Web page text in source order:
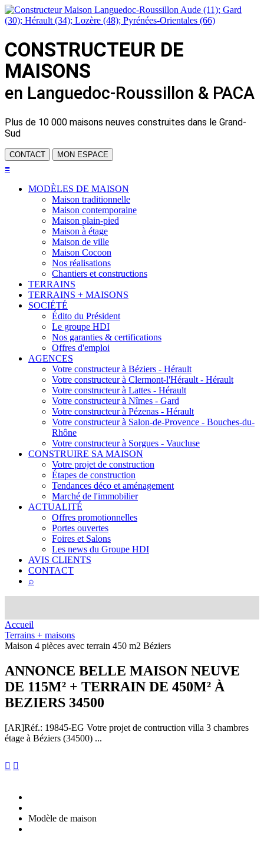
CONSTRUCTEUR DE
MAISONS
en Languedoc-Roussillon & PACA
Plus de 10 000 maisons neuves construites dans le Grand-
Sud
CONTACT MON ESPACE
≡
MODÈLES DE MAISON
Maison traditionnelle
Maison contemporaine
Maison plain-pied
Maison à étage
Maison de ville
Maison Cocoon
Nos réalisations
Chantiers et constructions
TERRAINS
TERRAINS + MAISONS
SOCIÉTÉ
Édito du Président
Le groupe HDI
Nos garanties & certifications
Offres d'emploi
AGENCES
Votre constructeur à Béziers - Hérault
Votre constructeur à Clermont-l'Hérault - Hérault
Votre constructeur à Lattes - Hérault
Votre constructeur à Nîmes - Gard
Votre constructeur à Pézenas - Hérault
Votre constructeur à Salon-de-Provence - Bouches-du-
Rhône
Votre constructeur à Sorgues - Vaucluse
CONSTRUIRE SA MAISON
Votre projet de construction
Étapes de construction
Tendances déco et aménagement
Marché de l'immobilier
ACTUALITÉ
Offres promotionnelles
Portes ouvertes
Foires et Salons
Les news du Groupe HDI
AVIS CLIENTS
CONTACT
⌕
Accueil
Terrains + maisons
Maison 4 pièces avec terrain 450 m2 Béziers
ANNONCE BELLE MAISON NEUVE
DE 115M² + TERRAIN DE 450M² À
BEZIERS 34500
[AR]Réf.: 19845-EG Votre projet de contruction villa 3 chambres
étage à Béziers (34500) ...
 
Modèle de maison